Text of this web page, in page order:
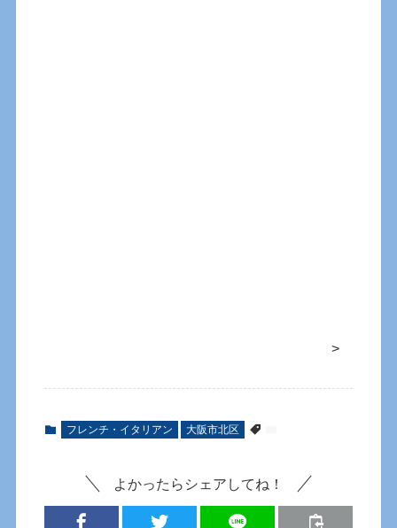
>
フレンチ・イタリアン 大阪市北区
よかったらシェアしてね！